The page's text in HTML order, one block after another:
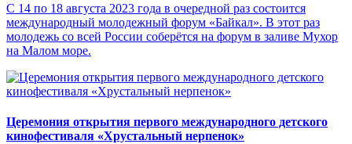
С 14 по 18 августа 2023 года в очередной раз состоится
международный молодежный форум «Байкал». В этот раз
молодежь со всей России соберётся на форум в заливе Мухор
на Малом море.
Церемония открытия первого международного детского
кинофестиваля «Хрустальный нерпенок»